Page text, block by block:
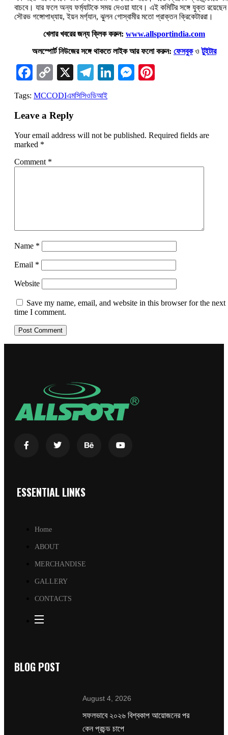
বাচবে। যার ফলে অন্য ফর্ম্যাটকে সময় দেওয়া যাবে। এই কমিটির সঙ্গে যুক্ত রয়েছেন
সৌরভ গঙ্গোপাধ্যায়, ইয়ন মর্গ্যান, ঝুলন গোস্বামীর মতো প্রাক্তন ক্রিকেটাররা।
খেলার খবরের জন্য ক্লিক করুন: www.allsportindia.com
অলস্পোর্ট নিউজের সঙ্গে থাকতে লাইক আর ফলো করুন: ফেসবুকওটুইটার
Facebook
Copy
Link
X Telegram
LinkedIn
Messenger
Tags: MCCODIএমসিসিওডিআই
Leave a Reply
Your email address will not be published. Required fields are
marked *
Comment *
Name *
Email *
Website
Save my name, email, and website in this browser for the next
time I comment.
ESSENTIAL LINKS
Home
ABOUT
MERCHANDISE
GALLERY
CONTACTS
BLOG POST
August 4, 2026
সফলভাবে ২০২৬ বিশ্বকাপ আয়োজনের পর
কেন প্রচন্ড চাপে